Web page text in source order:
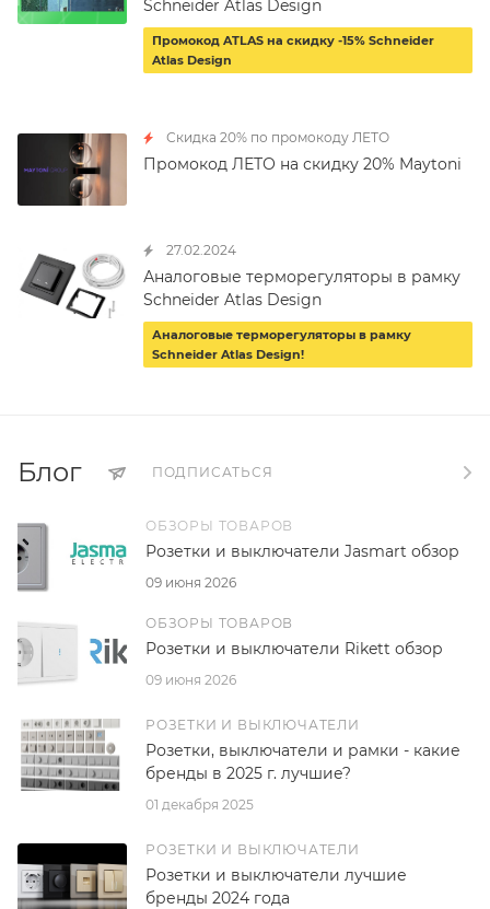
Schneider Atlas Design
Промокод ATLAS на скидку -15% Schneider
Atlas Design
Скидка 20% по промокоду ЛЕТО
Промокод ЛЕТО на скидку 20% Maytoni
27.02.2024
Аналоговые терморегуляторы в рамку
Schneider Atlas Design
Аналоговые терморегуляторы в рамку
Schneider Atlas Design!
Блог ПОДПИСАТЬСЯ
ОБЗОРЫ ТОВАРОВ
09 июня 2026
Розетки и выключатели Jasmart обзор
ОБЗОРЫ ТОВАРОВ
09 июня 2026
Розетки и выключатели Rikett обзор
РОЗЕТКИ И ВЫКЛЮЧАТЕЛИ
01 декабря 2025
Розетки, выключатели и рамки - какие
бренды в 2025 г. лучшие?
РОЗЕТКИ И ВЫКЛЮЧАТЕЛИ
Розетки и выключатели лучшие
бренды 2024 года